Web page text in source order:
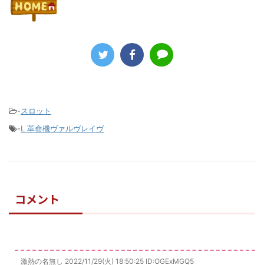
-スロット
-L 革命機ヴァルヴレイヴ
コメント
激熱の名無し 2022/11/29(火) 18:50:25 ID:OGExMGQ5